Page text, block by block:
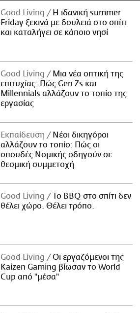
Good Living
Η ιδανική summer
Friday ξεκινά με δουλειά στο σπίτι
και καταλήγει σε κάποιο νησί
Good Living
Μια νέα οπτική της
επιτυχίας: Πώς Gen Zs και
Millennials αλλάζουν το τοπίο της
εργασίας
Εκπαίδευση
Νέοι δικηγόροι
αλλάζουν το τοπίο: Πώς οι
σπουδές Νομικής οδηγούν σε
θεσμική συμμετοχή
Good Living
Το BBQ στο σπίτι δεν
θέλει χώρο. Θέλει τρόπο.
Good Living
Οι εργαζόμενοι της
Kaizen Gaming βίωσαν το World
Cup από "μέσα"